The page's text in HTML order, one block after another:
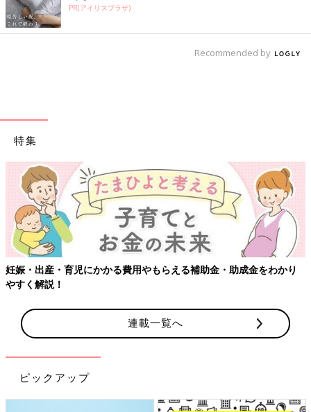
PR(アイリスプラザ)
Recommended by
特集
妊娠・出産・育児にかかる費用やもらえる補助金・助成金をわかり
やすく解説！
連載一覧へ
ピックアップ